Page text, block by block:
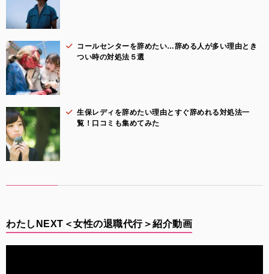
コールセンターを辞めたい…辞める人が多い理由とき
つい時の対処法５選
生保レディを辞めたい理由とすぐ辞めれる対処法一
覧！口コミも集めてみた
わたしNEXT＜女性の退職代行＞紹介動画